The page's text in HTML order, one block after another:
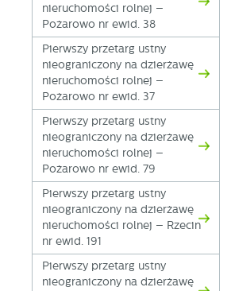
nieruchomości rolnej –
Pożarowo nr ewid. 38
Pierwszy przetarg ustny
nieograniczony na dzierżawę
nieruchomości rolnej –
Pożarowo nr ewid. 37
Pierwszy przetarg ustny
nieograniczony na dzierżawę
nieruchomości rolnej –
Pożarowo nr ewid. 79
Pierwszy przetarg ustny
nieograniczony na dzierżawę
nieruchomości rolnej – Rzecin
nr ewid. 191
Pierwszy przetarg ustny
nieograniczony na dzierżawę